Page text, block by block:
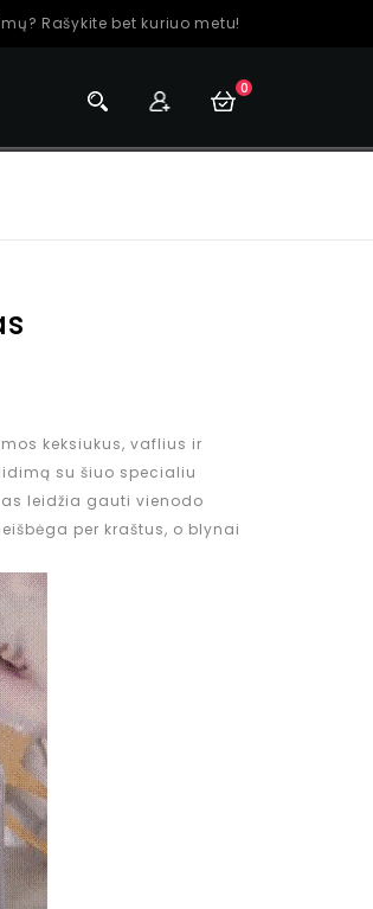
Rašykite bet kuriuo metu!
0
keksiukus, vaflius ir
su šiuo specialiu
leidžia gauti vienodo
per kraštus, o blynai